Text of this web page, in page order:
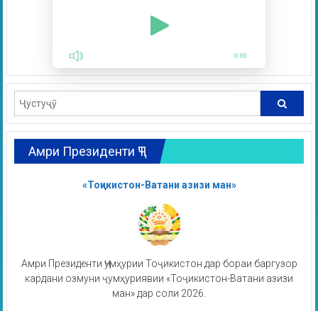
0:00
Амри Президенти ҶТ
«Тоҷикистон-Ватани азизи ман»
Амри Президенти Ҷумҳурии Тоҷикистон дар бораи баргузор
кардани озмуни ҷумҳуриявии «Тоҷикистон-Ватани азизи
ман» дар соли 2026.